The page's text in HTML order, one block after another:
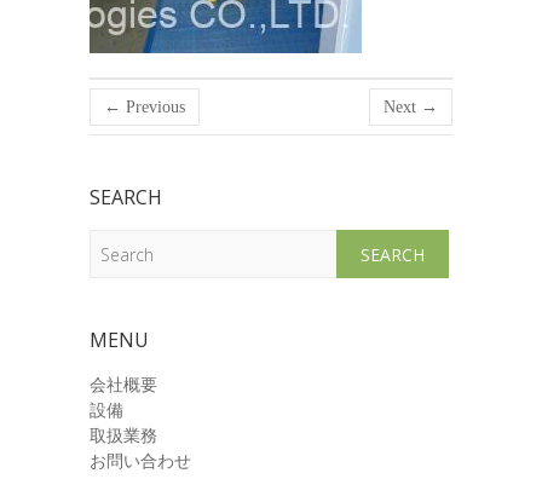
← Previous Next →
SEARCH
MENU
会社概要
設備
取扱業務
お問い合わせ